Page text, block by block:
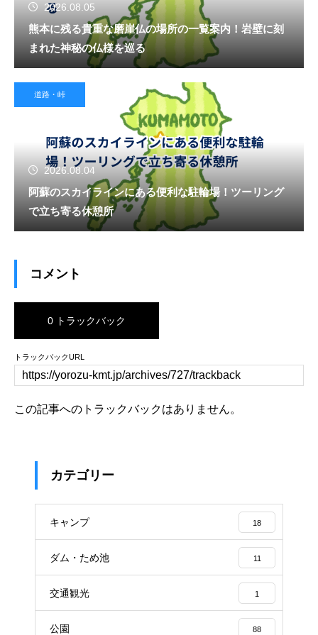
2026.08.05
熊本に残る貴重な磨崖仏の場所の一覧案内！岩壁に刻
まれた神秘の仏様を巡る
道路・峠
2026.08.04
阿蘇のスカイラインにある便利な駐輪場！ツーリング
で立ち寄る休憩所
コメント
0 トラックバック
トラックバックURL
この記事へのトラックバックはありません。
カテゴリー
キャンプ 18
ダム・ため池 11
交通観光 1
公園 88